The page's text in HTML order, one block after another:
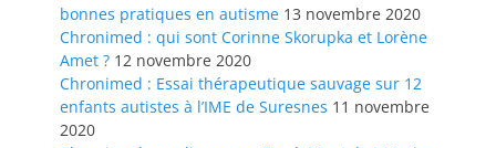
bonnes pratiques en autisme 13 novembre 2020
Chronimed : qui sont Corinne Skorupka et Lorène
Amet ? 12 novembre 2020
Chronimed : Essai thérapeutique sauvage sur 12
enfants autistes à l’IME de Suresnes 11 novembre
2020